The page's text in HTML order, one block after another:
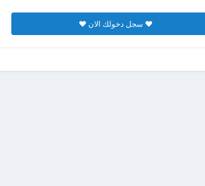
♥ سجل دخولك الان ♥